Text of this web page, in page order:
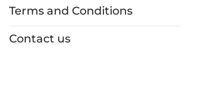
Terms and Conditions
Contact us